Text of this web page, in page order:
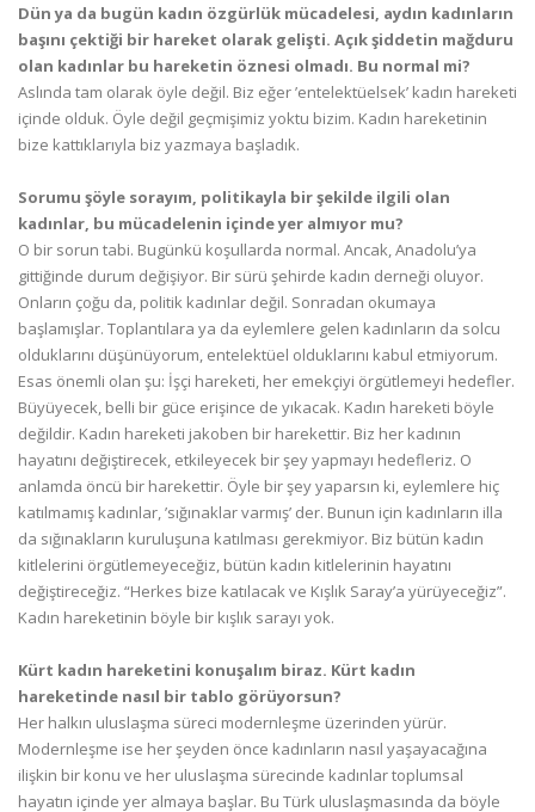
Dün ya da bugün kadın özgürlük mücadelesi, aydın kadınların
başını çektiği bir hareket olarak gelişti. Açık şiddetin mağduru
olan kadınlar bu hareketin öznesi olmadı. Bu normal mi?
Aslında tam olarak öyle değil. Biz eğer ’entelektüelsek’ kadın hareketi
içinde olduk. Öyle değil geçmişimiz yoktu bizim. Kadın hareketinin
bize kattıklarıyla biz yazmaya başladık.
Sorumu şöyle sorayım, politikayla bir şekilde ilgili olan
kadınlar, bu mücadelenin içinde yer almıyor mu?
O bir sorun tabi. Bugünkü koşullarda normal. Ancak, Anadolu’ya
gittiğinde durum değişiyor. Bir sürü şehirde kadın derneği oluyor.
Onların çoğu da, politik kadınlar değil. Sonradan okumaya
başlamışlar. Toplantılara ya da eylemlere gelen kadınların da solcu
olduklarını düşünüyorum, entelektüel olduklarını kabul etmiyorum.
Esas önemli olan şu: İşçi hareketi, her emekçiyi örgütlemeyi hedefler.
Büyüyecek, belli bir güce erişince de yıkacak. Kadın hareketi böyle
değildir. Kadın hareketi jakoben bir harekettir. Biz her kadının
hayatını değiştirecek, etkileyecek bir şey yapmayı hedefleriz. O
anlamda öncü bir harekettir. Öyle bir şey yaparsın ki, eylemlere hiç
katılmamış kadınlar, ’sığınaklar varmış’ der. Bunun için kadınların illa
da sığınakların kuruluşuna katılması gerekmiyor. Biz bütün kadın
kitlelerini örgütlemeyeceğiz, bütün kadın kitlelerinin hayatını
değiştireceğiz. “Herkes bize katılacak ve Kışlık Saray’a yürüyeceğiz”.
Kadın hareketinin böyle bir kışlık sarayı yok.
Kürt kadın hareketini konuşalım biraz. Kürt kadın
hareketinde nasıl bir tablo görüyorsun?
Her halkın uluslaşma süreci modernleşme üzerinden yürür.
Modernleşme ise her şeyden önce kadınların nasıl yaşayacağına
ilişkin bir konu ve her uluslaşma sürecinde kadınlar toplumsal
hayatın içinde yer almaya başlar. Bu Türk uluslaşmasında da böyle